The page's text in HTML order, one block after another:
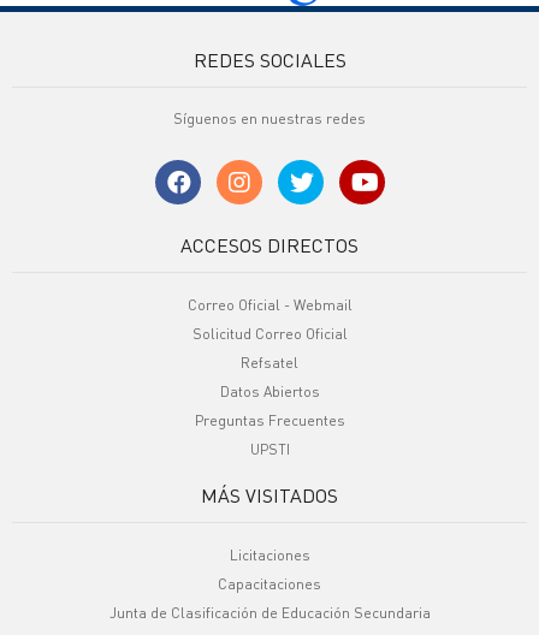
REDES SOCIALES
Síguenos en nuestras redes
ACCESOS DIRECTOS
Correo Oficial - Webmail
Solicitud Correo Oficial
Refsatel
Datos Abiertos
Preguntas Frecuentes
UPSTI
MÁS VISITADOS
Licitaciones
Capacitaciones
Junta de Clasificación de Educación Secundaria